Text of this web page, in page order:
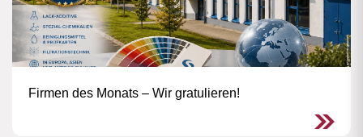
Firmen des Monats – Wir gratulieren!